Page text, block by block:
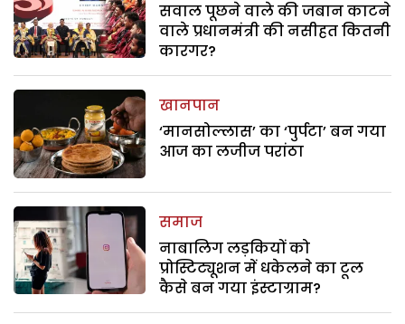
सवाल पूछने वाले की जबान काटने
वाले प्रधानमंत्री की नसीहत कितनी
कारगर?
खानपान
‘मानसोल्लास’ का ‘पुर्पटा’ बन गया
आज का लजीज परांठा
समाज
नाबालिग लड़कियों को
प्रोस्टिट्यूशन में धकेलने का टूल
कैसे बन गया इंस्टाग्राम?